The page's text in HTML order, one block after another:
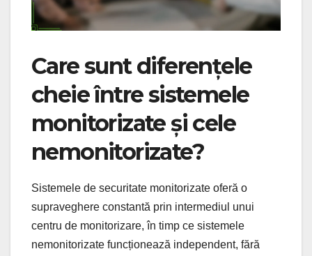
Care sunt diferențele
cheie între sistemele
monitorizate și cele
nemonitorizate?
Sistemele de securitate monitorizate oferă o
supraveghere constantă prin intermediul unui
centru de monitorizare, în timp ce sistemele
nemonitorizate funcționează independent, fără